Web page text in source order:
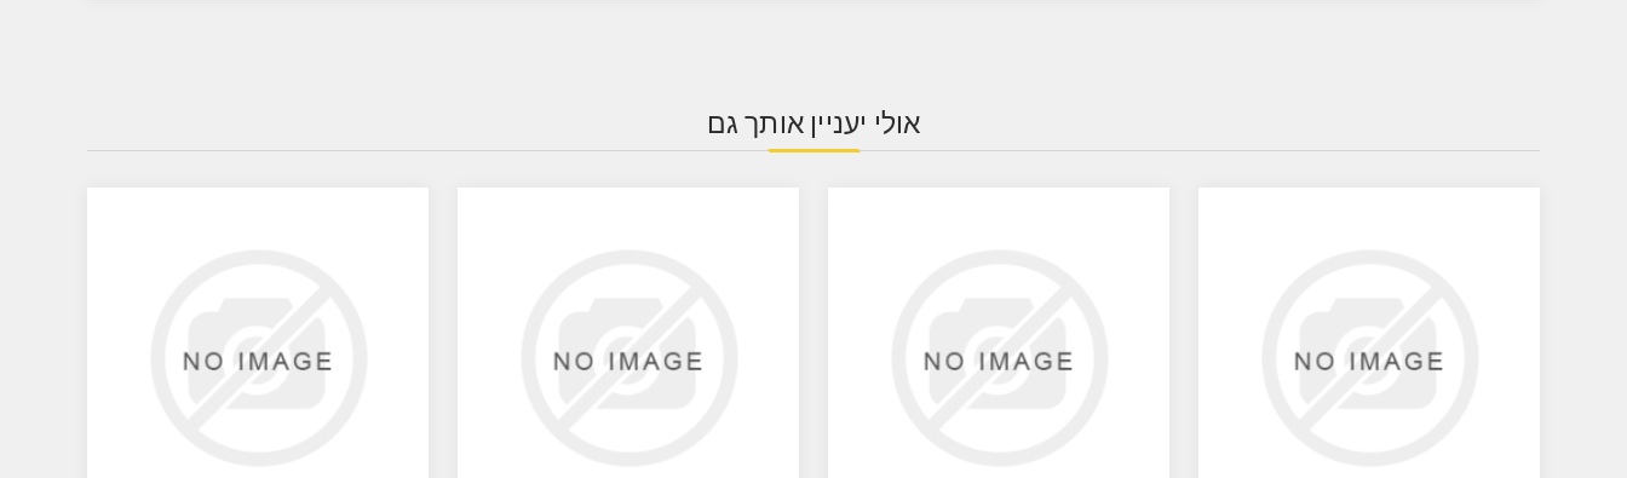
אולי יעניין אותך גם